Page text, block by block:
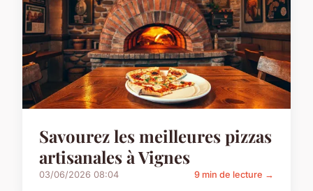
Savourez les meilleures pizzas
artisanales à Vignes
03/06/2026 08:04 9 min de lecture →